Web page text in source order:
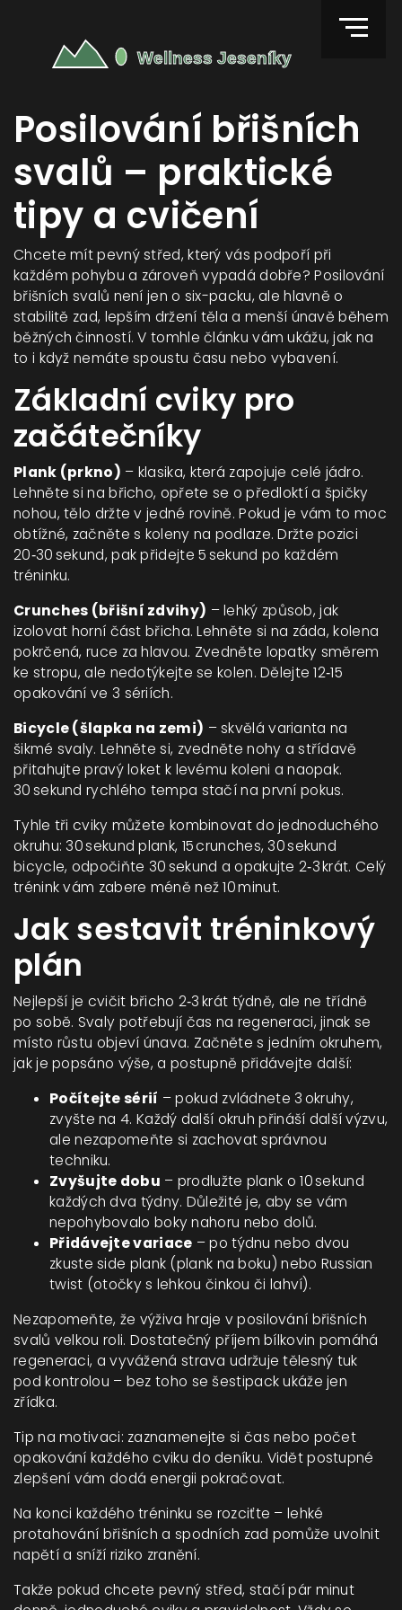
Posilování břišních
svalů – praktické
tipy a cvičení
Chcete mít pevný střed, který vás podpoří při
každém pohybu a zároveň vypadá dobře? Posilování
břišních svalů není jen o six-packu, ale hlavně o
stabilitě zad, lepším držení těla a menší únavě během
běžných činností. V tomhle článku vám ukážu, jak na
to i když nemáte spoustu času nebo vybavení.
Základní cviky pro
začátečníky
Plank (prkno) – klasika, která zapojuje celé jádro.
Lehněte si na břicho, opřete se o předloktí a špičky
nohou, tělo držte v jedné rovině. Pokud je vám to moc
obtížné, začněte s koleny na podlaze. Držte pozici
20‑30 sekund, pak přidejte 5 sekund po každém
tréninku.
Crunches (břišní zdvihy) – lehký způsob, jak
izolovat horní část břicha. Lehněte si na záda, kolena
pokrčená, ruce za hlavou. Zvedněte lopatky směrem
ke stropu, ale nedotýkejte se kolen. Dělejte 12‑15
opakování ve 3 sériích.
Bicycle (šlapka na zemi) – skvělá varianta na
šikmé svaly. Lehněte si, zvedněte nohy a střídavě
přitahujte pravý loket k levému koleni a naopak.
30 sekund rychlého tempa stačí na první pokus.
Tyhle tři cviky můžete kombinovat do jednoduchého
okruhu: 30 sekund plank, 15 crunches, 30 sekund
bicycle, odpočiňte 30 sekund a opakujte 2‑3 krát. Celý
trénink vám zabere méně než 10 minut.
Jak sestavit tréninkový
plán
Nejlepší je cvičit břicho 2‑3 krát týdně, ale ne třídně
po sobě. Svaly potřebují čas na regeneraci, jinak se
místo růstu objeví únava. Začněte s jedním okruhem,
jak je popsáno výše, a postupně přidávejte další:
Počítejte sérií – pokud zvládnete 3 okruhy,
zvyšte na 4. Každý další okruh přináší další výzvu,
ale nezapomeňte si zachovat správnou
techniku.
Zvyšujte dobu – prodlužte plank o 10 sekund
každých dva týdny. Důležité je, aby se vám
nepohybovalo boky nahoru nebo dolů.
Přidávejte variace – po týdnu nebo dvou
zkuste side plank (plank na boku) nebo Russian
twist (otočky s lehkou činkou či lahví).
Nezapomeňte, že výživa hraje v posilování břišních
svalů velkou roli. Dostatečný příjem bílkovin pomáhá
regeneraci, a vyvážená strava udržuje tělesný tuk
pod kontrolou – bez toho se šestipack ukáže jen
zřídka.
Tip na motivaci: zaznamenejte si čas nebo počet
opakování každého cviku do deníku. Vidět postupné
zlepšení vám dodá energii pokračovat.
Na konci každého tréninku se rozciťte – lehké
protahování břišních a spodních zad pomůže uvolnit
napětí a sníží riziko zranění.
Takže pokud chcete pevný střed, stačí pár minut